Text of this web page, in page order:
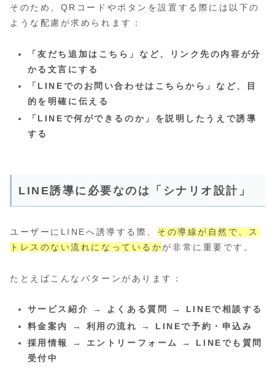
そのため、QRコードやボタンを設置する際には以下の
ような配慮が求められます：
「友だち追加はこちら」など、リンク先の内容が分
かる文言にする
「LINEでのお問い合わせはこちらから」など、目
的を明確に伝える
「LINEで何ができるのか」を説明したうえで誘導
する
LINE誘導に必要なのは「シナリオ設計」
ユーザーにLINEへ誘導する際、 その導線が自然で、ス
トレスのない流れになっているかが非常に重要です。
たとえばこんなパターンがあります：
サービス紹介 → よくある質問 → LINEで相談する
料金案内 → 利用の流れ → LINEで予約・申込み
採用情報 → エントリーフォーム → LINEでも質問
受付中